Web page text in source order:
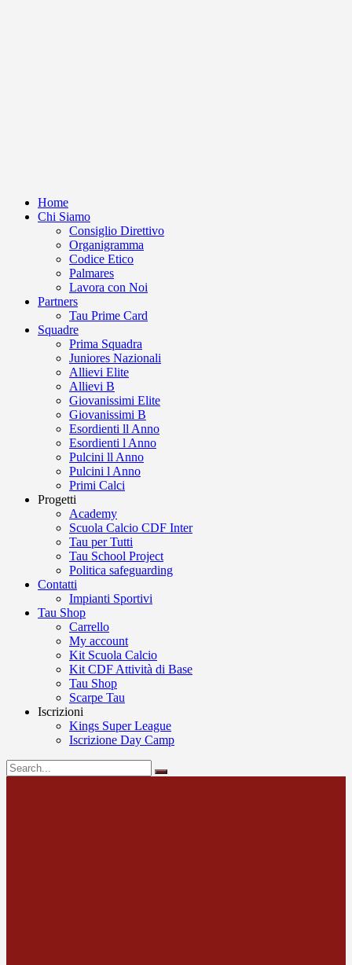
Home
Chi Siamo
Consiglio Direttivo
Organigramma
Codice Etico
Palmares
Lavora con Noi
Partners
Tau Prime Card
Squadre
Prima Squadra
Juniores Nazionali
Allievi Elite
Allievi B
Giovanissimi Elite
Giovanissimi B
Esordienti ll Anno
Esordienti l Anno
Pulcini ll Anno
Pulcini l Anno
Primi Calci
Progetti
Academy
Scuola Calcio CDF Inter
Tau per Tutti
Tau School Project
Politica safeguarding
Contatti
Impianti Sportivi
Tau Shop
Carrello
My account
Kit Scuola Calcio
Kit CDF Attività di Base
Tau Shop
Scarpe Tau
Iscrizioni
Kings Super League
Iscrizione Day Camp